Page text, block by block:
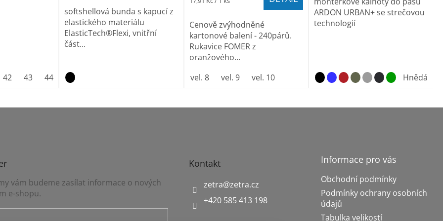
42 43 44 45
softshellová bunda s kapucí z
elastického materiálu
ElasticTech®Flexi, vnitřní
část...
Cenově zvýhodněné
kartonové balení - 240párů.
Rukavice FOMER z
oranžového...
vel. 8
vel. 9 vel. 10
ARDON URBAN+ se strečovou
technologií
Hnědá
vám budeme zasílat informace o nových
e-shopu.
Kontakt
zetra@zetra.cz
+420 585 413 198
Informace pro vás
Obchodní podmínky
Podmínky ochrany osobních
údajů
Tabulka velikostí